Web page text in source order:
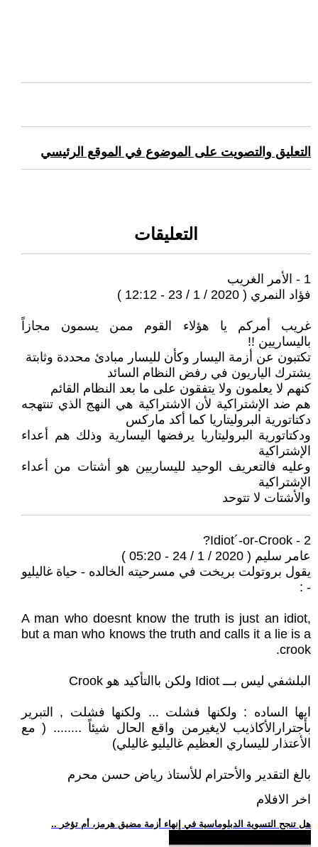
التعليق والتصويت على الموضوع في الموقع الرئيسي
التعليقات
1 - الأمر الغريب
فؤاد النمري ( 2020 / 1 / 23 - 12:12 )
غريب أمركم يا هؤلاء القوم ممن يسمون مجازاً
باليساريين !!
تكتبون عن أزمة اليسار وكأن لليسار مبادئ محددة وثابتة
يشترك الياريون في رفض النظام السائد
كنهم لا يعلمون ولا يتفقون على ما بعد النظام القائم
هم ضد الإشتراكية لأن الاشتراكية هي النهج الذي تنتهجه
دكتاتورية البروليتاريا كما أكد ماركس
ودكتاتورية البروليتاريا يرفضها اليسارية وذلك هم أعداء
الإشتراكية
وعليه فالتعريف الوحيد لليساريين هو أشتات من أعداء
الإشتراكية
والأشتات لا تتوحد
2 - Idiot´-or-Crook?
عامر سليم ( 2020 / 1 / 24 - 05:20 )
يقول بروتولت بريخت في مسرحيته الخالده - حياة غاليليو
- :
A man who doesnt know the truth is just an idiot,
but a man who knows the truth and calls it a lie is a
crook.
البلشفي ليس بـــ Idiot ولكن باالتأكيد هو Crook
ايها الساده : ولكنها فشلت ... ولكنها فشلت , التبرير
بأجترارالأكاذيب لايغيرمن واقع الحال شيئاً ........ ( مع
الأعتذار لليساري العظيم غاليليو غاليلي)
بالغ التقدير والأحترام للأستاذ رياض حسن محرم
اخر الافلام
.. هل تنجح التسوية الدبلوماسية في إنهاء أزمة مضيق هرمز، أم تؤخر